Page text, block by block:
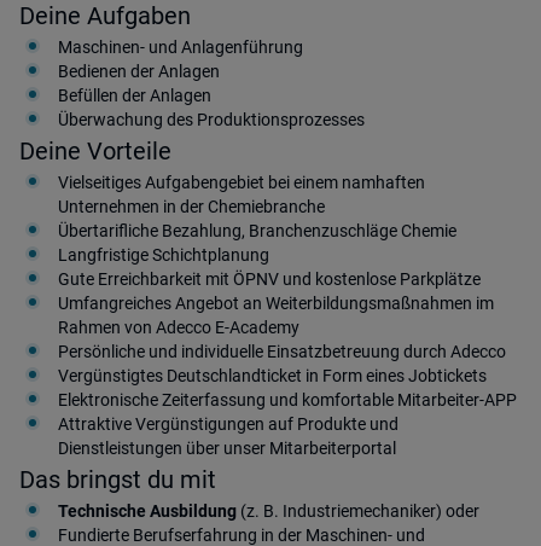
Deine Aufgaben
Maschinen- und Anlagenführung
Bedienen der Anlagen
Befüllen der Anlagen
Überwachung des Produktionsprozesses
Deine Vorteile
Vielseitiges Aufgabengebiet bei einem namhaften
Unternehmen in der Chemiebranche
Übertarifliche Bezahlung, Branchenzuschläge Chemie
Langfristige Schichtplanung
Gute Erreichbarkeit mit ÖPNV und kostenlose Parkplätze
Umfangreiches Angebot an Weiterbildungsmaßnahmen im
Rahmen von Adecco E-Academy
Persönliche und individuelle Einsatzbetreuung durch Adecco
Vergünstigtes Deutschlandticket in Form eines Jobtickets
Elektronische Zeiterfassung und komfortable Mitarbeiter-APP
Attraktive Vergünstigungen auf Produkte und
Dienstleistungen über unser Mitarbeiterportal
Das bringst du mit
Technische Ausbildung (z. B. Industriemechaniker) oder
Fundierte Berufserfahrung in der Maschinen- und